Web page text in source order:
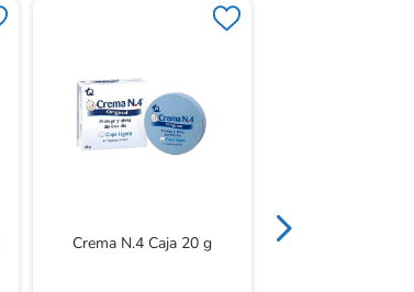
Crema N.4 Caja 20 g